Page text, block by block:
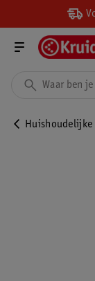
Huishoudelijke